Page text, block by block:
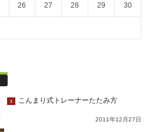
26 27 28 29 30
1 こんまり式トレーナーたたみ方
2011年12月27日